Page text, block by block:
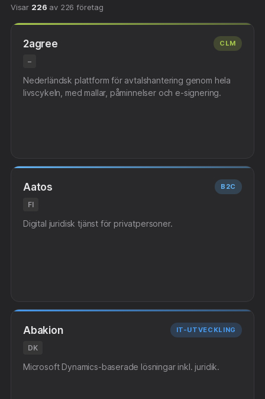
Visar 226 av 226 företag
2agree
–
CLM
Nederländsk plattform för avtalshantering genom hela
livscykeln, med mallar, påminnelser och e-signering.
Aatos
FI
B2C
Digital juridisk tjänst för privatpersoner.
Abakion
DK
IT-UTVECKLING
Microsoft Dynamics-baserade lösningar inkl. juridik.